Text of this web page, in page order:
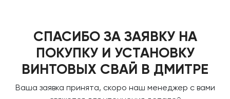
СПАСИБО ЗА ЗАЯВКУ НА
ПОКУПКУ И УСТАНОВКУ
ВИНТОВЫХ СВАЙ В ДМИТРЕ
Ваша заявка принята, скоро наш менеджер с вами